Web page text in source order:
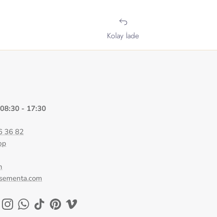
Kolay İade
- 17:30
36 82
InstagramWhatsApp
TikTokPinterestVimeo